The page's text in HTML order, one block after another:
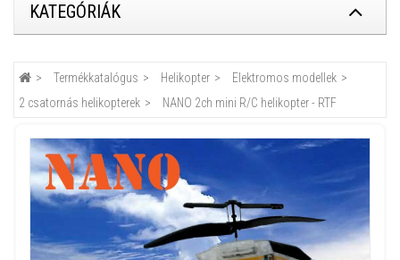
KATEGÓRIÁK
Termékkatalógus Helikopter
Elektromos modellek
2 csatornás helikopterek
NANO 2ch mini R/C helikopter - RTF